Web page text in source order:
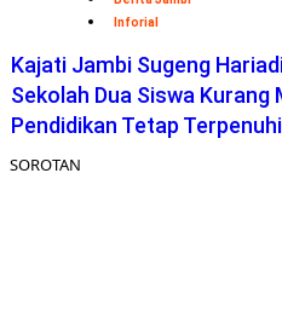
Inforial
Kajati Jambi Sugeng
Sekolah Dua Siswa Kurang
Pendidikan Tetap Terpenuhi
SOROTAN